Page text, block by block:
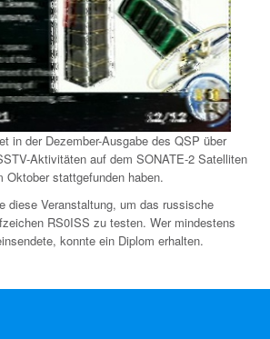
in der Dezember-Ausgabe des QSP über
Aktivitäten auf dem SONATE-2 Satelliten
Oktober stattgefunden haben.
diese Veranstaltung, um das russische
RS0ISS zu testen. Wer mindestens
konnte ein Diplom erhalten.